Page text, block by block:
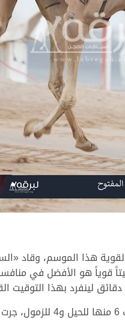
هذا الموسم، وقاد
دقائق لينفرد بهذا